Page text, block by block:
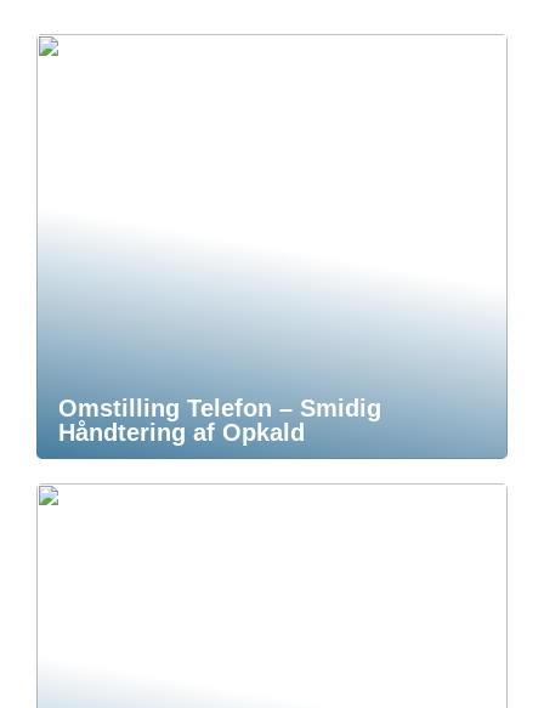
Omstilling Telefon – Smidig
Håndtering af Opkald